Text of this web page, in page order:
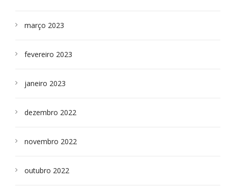
março 2023
fevereiro 2023
janeiro 2023
dezembro 2022
novembro 2022
outubro 2022